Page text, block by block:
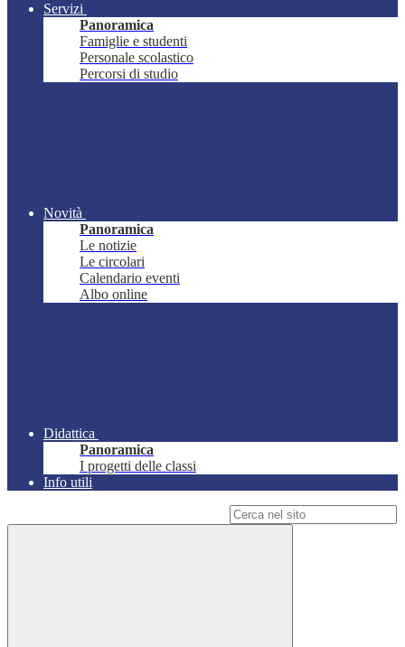
Servizi
Panoramica
Famiglie e studenti
Personale scolastico
Percorsi di studio
Novità
Panoramica
Le notizie
Le circolari
Calendario eventi
Albo online
Didattica
Panoramica
I progetti delle classi
Info utili